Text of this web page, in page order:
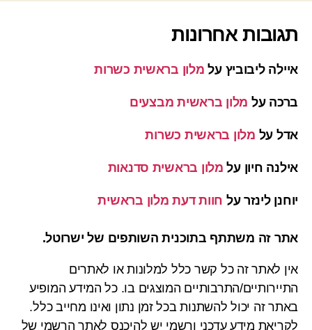
תגובות אחרונות
איילה ליבוביץ על מלון בראשית כשרות
ברכה על מלון בראשית מבצעים
אדל על מלון בראשית כשרות
אילנה חיון על מלון בראשית סדנאות
יוחנן לינזר על חוות דעת מלון בראשית
אתר זה משתתף בתוכנית השותפים של ישרוטל.
אין לאתר זה כל קשר כלל למלונות או לאתרים
התיירותיים/התרבותיים המוצגים בו. כל המידע המופיע
באתר זה יכול להשתנות בכל זמן נתון ואינו מחייב כלל.
לקריאת מידע עדכני ורשמי יש להיכנס לאתר הרשמי של